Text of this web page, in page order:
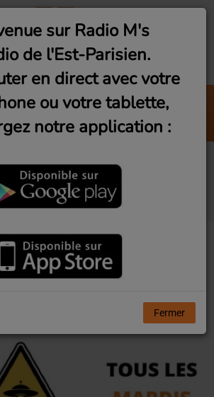
Healing
Gaye
du
S2Ep5
sur Radio M's
de l'Est-Parisien.
en direct avec votre
ou votre tablette,
notre application :
Fermer